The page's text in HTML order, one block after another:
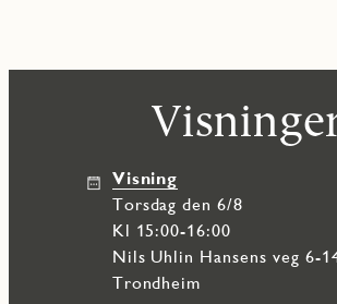
Velkommen til Stavset Altura!
Visning
torsdag den 6/8
Kl 15:00-16:00
Nils Uhlin Hansens veg 6-
Trondheim